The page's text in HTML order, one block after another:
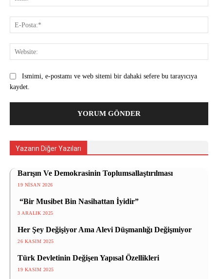
Ismimi, e-postamı ve web sitemi bir dahaki sefere bu tarayıcıya
kaydet.
Yazarın Diğer Yazıları
Barışın Ve Demokrasinin Toplumsallaştırılması
19 NISAN 2026
“Bir Musibet Bin Nasihattan İyidir”
3 ARALIK 2025
Her Şey Değişiyor Ama Alevi Düşmanlığı Değişmiyor
26 KASIM 2025
Türk Devletinin Değişen Yapısal Özellikleri
19 KASIM 2025